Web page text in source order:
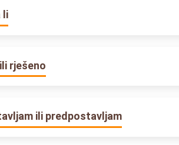
li
rješeno
ili predpostavljam